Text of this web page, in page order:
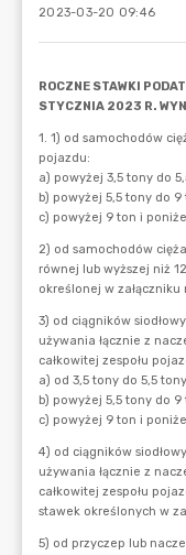
2023-03-20 09:46